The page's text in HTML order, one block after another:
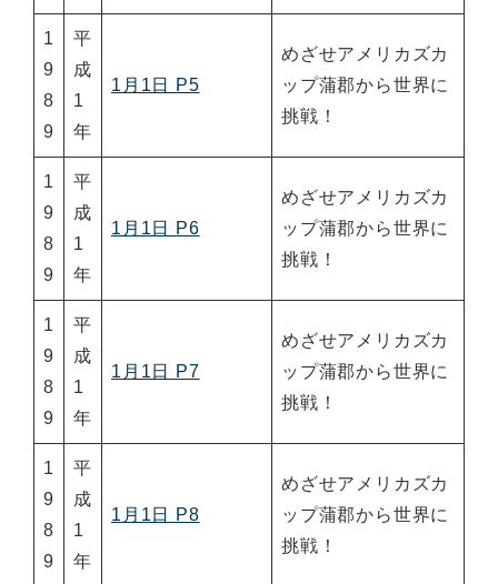
1
9
8
9
平
成
1
年
1月1日 P5
めざせアメリカズカ
ップ蒲郡から世界に
挑戦！
1
9
8
9
平
成
1
年
1月1日 P6
めざせアメリカズカ
ップ蒲郡から世界に
挑戦！
1
9
8
9
平
成
1
年
1月1日 P7
めざせアメリカズカ
ップ蒲郡から世界に
挑戦！
1
9
8
9
平
成
1
年
1月1日 P8
めざせアメリカズカ
ップ蒲郡から世界に
挑戦！